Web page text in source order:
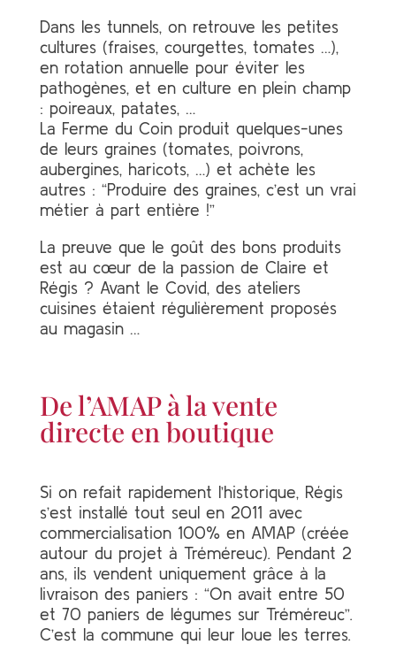
Dans les tunnels, on retrouve les petites
cultures (fraises, courgettes, tomates …),
en rotation annuelle pour éviter les
pathogènes, et en culture en plein champ
: poireaux, patates, …
La Ferme du Coin produit quelques-unes
de leurs graines (tomates, poivrons,
aubergines, haricots, …) et achète les
autres : “Produire des graines, c’est un vrai
métier à part entière !”
La preuve que le goût des bons produits
est au cœur de la passion de Claire et
Régis ? Avant le Covid, des ateliers
cuisines étaient régulièrement proposés
au magasin …
De l’AMAP à la vente
directe en boutique
Si on refait rapidement l’historique, Régis
s’est installé tout seul en 2011 avec
commercialisation 100% en AMAP (créée
autour du projet à Tréméreuc). Pendant 2
ans, ils vendent uniquement grâce à la
livraison des paniers : “On avait entre 50
et 70 paniers de légumes sur Tréméreuc”.
C’est la commune qui leur loue les terres.